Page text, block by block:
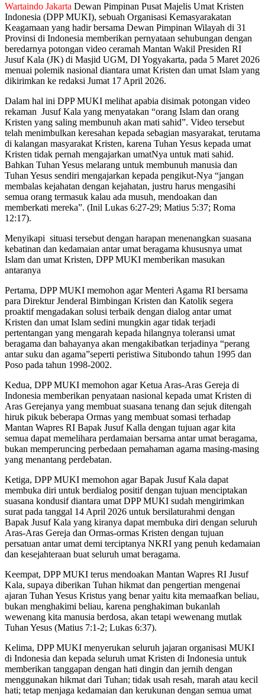
Wartaindo Jakarta Dewan Pimpinan Pusat Majelis Umat Kristen
Indonesia (DPP MUKI), sebuah Organisasi Kemasyarakatan
Keagamaan yang hadir bersama Dewan Pimpinan Wilayah di 31
Provinsi di Indonesia memberikan pernyataan sehubungan dengan
beredarnya potongan video ceramah Mantan Wakil Presiden RI
Jusuf Kala (JK) di Masjid UGM, DI Yogyakarta, pada 5 Maret 2026
menuai polemik nasional diantara umat Kristen dan umat Islam yang
dikirimkan ke redaksi Jumat 17 April 2026.
Dalam hal ini DPP MUKI melihat apabia disimak potongan video
rekaman Jusuf Kala yang menyatakan “orang Islam dan orang
Kristen yang saling membunuh akan mati sahid”. Video tersebut
telah menimbulkan keresahan kepada sebagian masyarakat, terutama
di kalangan masyarakat Kristen, karena Tuhan Yesus kepada umat
Kristen tidak pernah mengajarkan umatNya untuk mati sahid.
Bahkan Tuhan Yesus melarang untuk membunuh manusia dan
Tuhan Yesus sendiri mengajarkan kepada pengikut-Nya “jangan
membalas kejahatan dengan kejahatan, justru harus mengasihi
semua orang termasuk kalau ada musuh, mendoakan dan
memberkati mereka”. (Inil Lukas 6:27-29; Matius 5:37; Roma
12:17).
Menyikapi situasi tersebut dengan harapan menenangkan suasana
kebatinan dan kedamaian antar umat beragama khususnya umat
Islam dan umat Kristen, DPP MUKI memberikan masukan
antaranya
Pertama, DPP MUKI memohon agar Menteri Agama RI bersama
para Direktur Jenderal Bimbingan Kristen dan Katolik segera
proaktif mengadakan solusi terbaik dengan dialog antar umat
Kristen dan umat Islam sedini mungkin agar tidak terjadi
pertentangan yang mengarah kepada hilangnya toleransi umat
beragama dan bahayanya akan mengakibatkan terjadinya “perang
antar suku dan agama”seperti peristiwa Situbondo tahun 1995 dan
Poso pada tahun 1998-2002.
Kedua, DPP MUKI memohon agar Ketua Aras-Aras Gereja di
Indonesia memberikan penyataan nasional kepada umat Kristen di
Aras Gerejanya yang membuat suasana tenang dan sejuk ditengah
hiruk pikuk beberapa Ormas yang membuat somasi terhadap
Mantan Wapres RI Bapak Jusuf Kalla dengan tujuan agar kita
semua dapat memelihara perdamaian bersama antar umat beragama,
bukan memperuncing perbedaan pemahaman agama masing-masing
yang menantang perdebatan.
Ketiga, DPP MUKI memohon agar Bapak Jusuf Kala dapat
membuka diri untuk berdialog positif dengan tujuan menciptakan
suasana kondusif diantara umat DPP MUKI sudah mengirimkan
surat pada tanggal 14 April 2026 untuk bersilaturahmi dengan
Bapak Jusuf Kala yang kiranya dapat membuka diri dengan seluruh
Aras-Aras Gereja dan Ormas-ormas Kristen dengan tujuan
persatuan antar umat demi terciptanya NKRI yang penuh kedamaian
dan kesejahteraan buat seluruh umat beragama.
Keempat, DPP MUKI terus mendoakan Mantan Wapres RI Jusuf
Kala, supaya diberikan Tuhan hikmat dan pengertian mengenai
ajaran Tuhan Yesus Kristus yang benar yaitu kita memaafkan beliau,
bukan menghakimi beliau, karena penghakiman bukanlah
wewenang kita manusia berdosa, akan tetapi wewenang mutlak
Tuhan Yesus (Matius 7:1-2; Lukas 6:37).
Kelima, DPP MUKI menyerukan seluruh jajaran organisasi MUKI
di Indonesia dan kepada seluruh umat Kristen di Indonesia untuk
memberikan tanggapan dengan hati dingin dan jernih dengan
menggunakan hikmat dari Tuhan; tidak usah resah, marah atau kecil
hati; tetap menjaga kedamaian dan kerukunan dengan semua umat